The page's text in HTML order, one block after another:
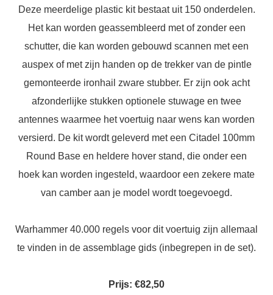
Deze meerdelige plastic kit bestaat uit 150 onderdelen.
Het kan worden geassembleerd met of zonder een
schutter, die kan worden gebouwd scannen met een
auspex of met zijn handen op de trekker van de pintle
gemonteerde ironhail zware stubber. Er zijn ook acht
afzonderlijke stukken optionele stuwage en twee
antennes waarmee het voertuig naar wens kan worden
versierd. De kit wordt geleverd met een Citadel 100mm
Round Base en heldere hover stand, die onder een
hoek kan worden ingesteld, waardoor een zekere mate
van camber aan je model wordt toegevoegd.
Warhammer 40.000 regels voor dit voertuig zijn allemaal
te vinden in de assemblage gids (inbegrepen in de set).
Prijs: €82,50